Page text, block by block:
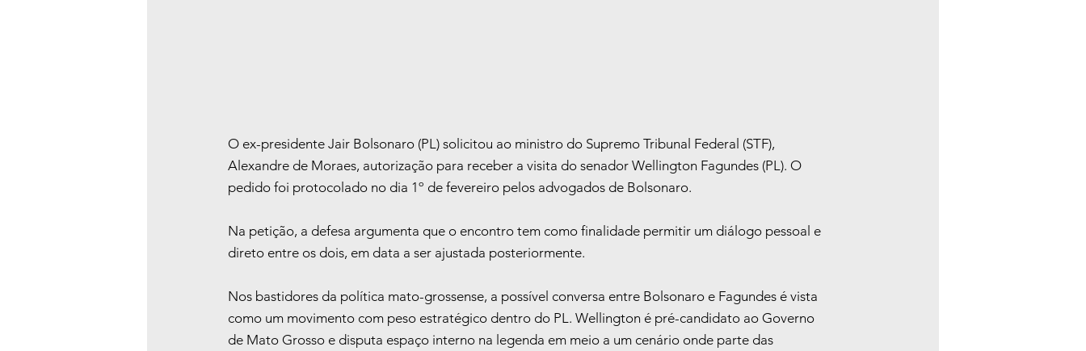
O ex-presidente Jair Bolsonaro (PL) solicitou ao ministro do Supremo Tribunal Federal (STF),
Alexandre de Moraes, autorização para receber a visita do senador Wellington Fagundes (PL). O
pedido foi protocolado no dia 1º de fevereiro pelos advogados de Bolsonaro.
Na petição, a defesa argumenta que o encontro tem como finalidade permitir um diálogo pessoal e
direto entre os dois, em data a ser ajustada posteriormente.
Nos bastidores da política mato-grossense, a possível conversa entre Bolsonaro e Fagundes é vista
como um movimento com peso estratégico dentro do PL. Wellington é pré-candidato ao Governo
de Mato Grosso e disputa espaço interno na legenda em meio a um cenário onde parte das